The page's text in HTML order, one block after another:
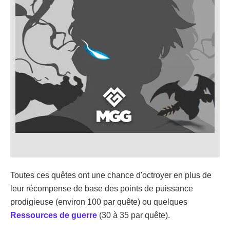
Toutes ces quêtes ont une chance d'octroyer en plus de
leur récompense de base des points de puissance
prodigieuse (environ 100 par quête) ou quelques
Ressources de guerre (30 à 35 par quête).